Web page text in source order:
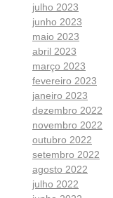
julho 2023
junho 2023
maio 2023
abril 2023
março 2023
fevereiro 2023
janeiro 2023
dezembro 2022
novembro 2022
outubro 2022
setembro 2022
agosto 2022
julho 2022